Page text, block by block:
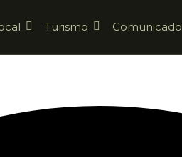
Turismo Comunicado